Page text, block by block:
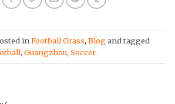
inFootball Grass, Blogand tagged
, Guangzhou, Soccer.